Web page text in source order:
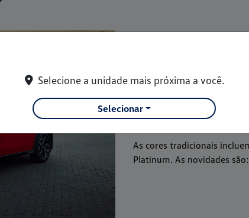
Cores modernas
O Novo Tera está
mais combina com seu estilo.
As cores tradicionais
Platinum. As novidades
Selecione a unidade mais próxima a você.
Selecionar